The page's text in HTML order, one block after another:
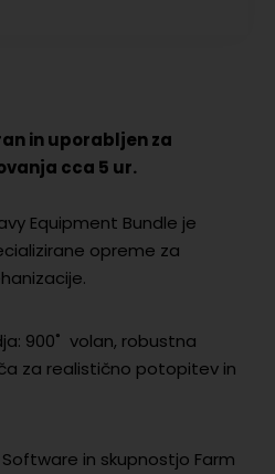
in uporabljen za
cca 5 ur.
Equipment Bundle je
opreme za
900˚ volan, robustna
za realistično potopitev in
in skupnostjo Farm